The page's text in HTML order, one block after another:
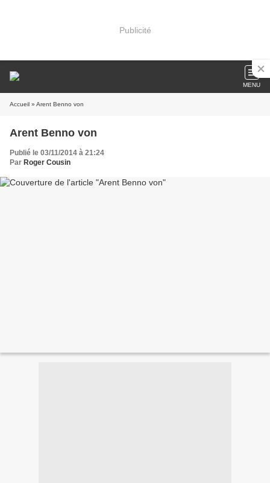
Publicité
MENU
Accueil » Arent Benno von
Arent Benno von
Publié le 03/11/2014 à 21:24
Par Roger Cousin